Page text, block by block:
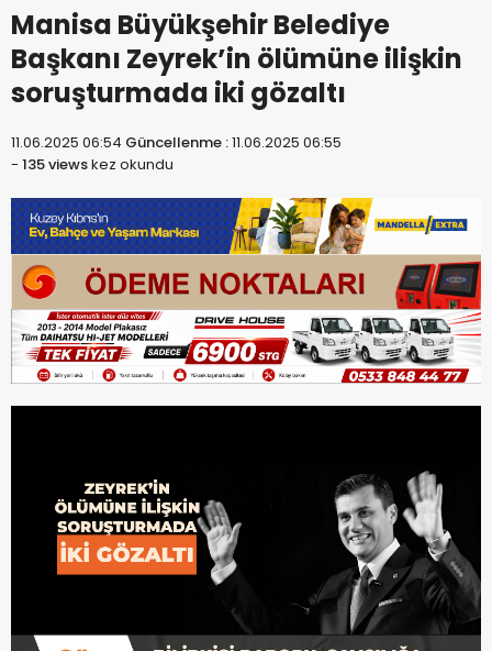
soruşturmada iki gözaltı
Manisa Büyükşehir Belediye
Başkanı Zeyrek’in ölümüne ilişkin
soruşturmada iki gözaltı
11.06.2025 06:54 Güncellenme :11.06.2025 06:55
- 135 viewskez okundu